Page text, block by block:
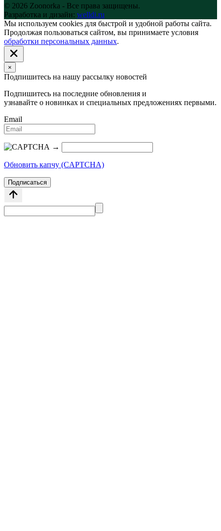
© 2026 Zoonorka - Все права защищены.
Разработка и дизайн: welldi.ru
Мы используем cookies для быстрой и удобной работы сайта.
Продолжая пользоваться сайтом, вы принимаете условия
обработки персональных данных.
×
Подпишитесь на нашу рассылку новостей
Подпишитесь на последние обновления и
узнавайте о новинках и специальных предложениях первыми.
Email
→
Обновить капчу (CAPTCHA)
Подписаться